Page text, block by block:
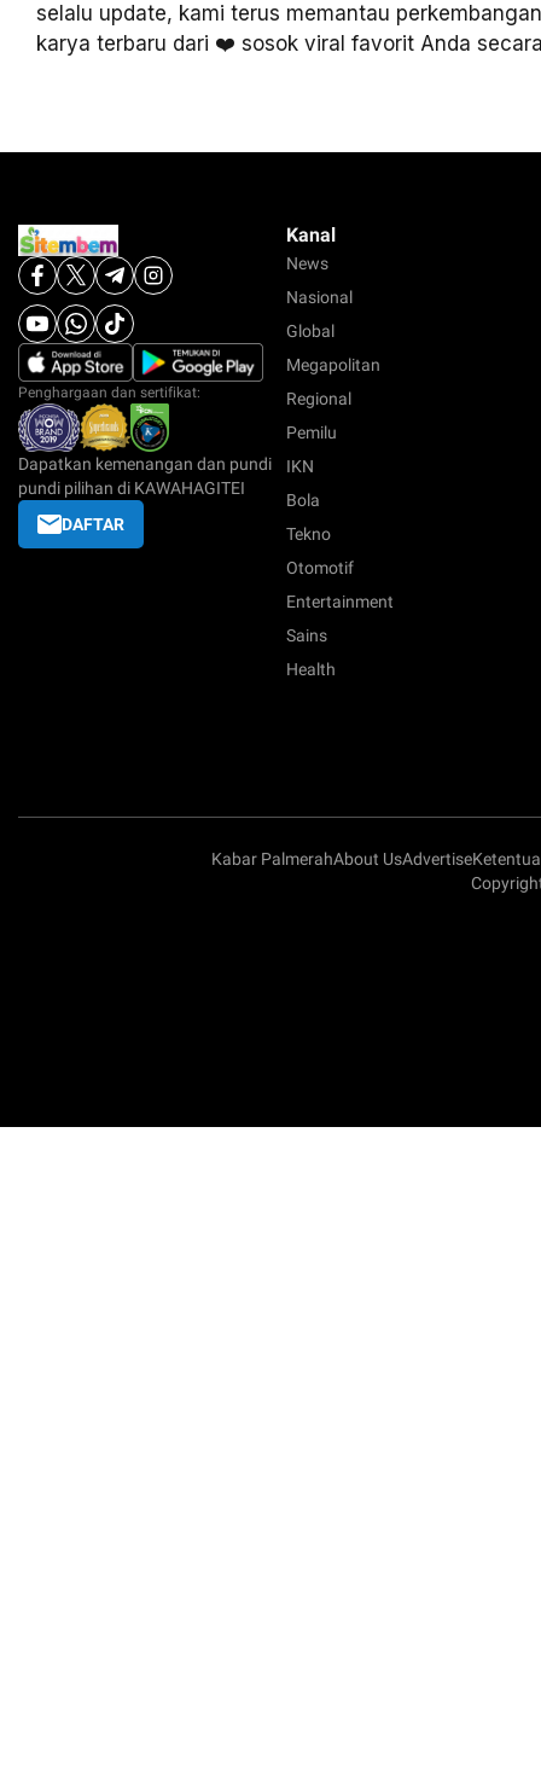
selalu update, kami terus memantau
karya terbaru dari ❤️ sosok viral favorit Anda
Penghargaan dan sertifikat:
Dapatkan kemenangan dan pundi
pundi pilihan di KAWAHAGITEI
DAFTAR
Kanal
News
Nasional
Global
Megapolitan
Regional
Pemilu
IKN
Bola
Tekno
Otomotif
Entertainment
Sains
Health
Kabar PalmerahAbout UsAdvertise